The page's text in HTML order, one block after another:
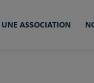
UNE ASSOCIATION